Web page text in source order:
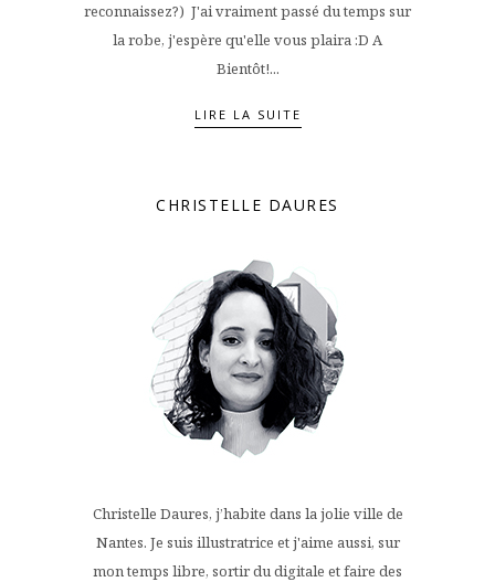
reconnaissez?) J'ai vraiment passé du temps sur
la robe, j'espère qu'elle vous plaira :D A
Bientôt!...
LIRE LA SUITE
CHRISTELLE DAURES
Christelle Daures, j’habite dans la jolie ville de
Nantes. Je suis illustratrice et j'aime aussi, sur
mon temps libre, sortir du digitale et faire des